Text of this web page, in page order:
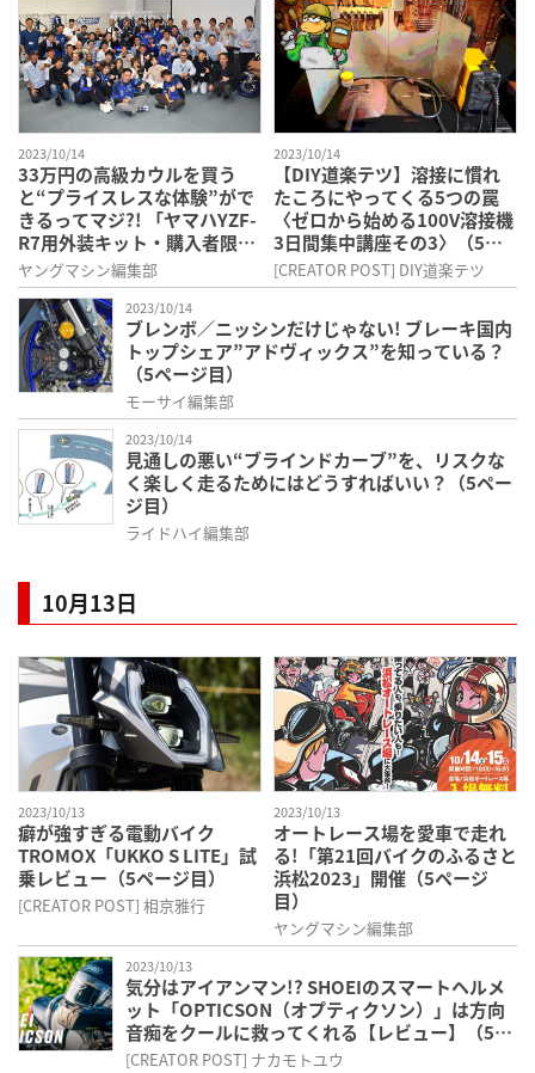
2023/10/14
33万円の高級カウルを買う
と“プライスレスな体験”がで
きるってマジ?! 「ヤマハYZF-
R7用外装キット・購入者限定
イベント」に潜入取材!!（5ペ
ージ目）
ヤングマシン編集部
2023/10/14
【DIY道楽テツ】溶接に慣れ
たころにやってくる5つの罠
〈ゼロから始める100V溶接機
3日間集中講座その3〉（5ペ
ージ目）
[CREATOR POST] DIY道楽テツ
2023/10/14
ブレンボ／ニッシンだけじゃない! ブレーキ国内
トップシェア”アドヴィックス”を知っている？
（5ページ目）
モーサイ編集部
2023/10/14
見通しの悪い“ブラインドカーブ”を、リスクな
く楽しく走るためにはどうすればいい？（5ペー
ジ目）
ライドハイ編集部
10月13日
2023/10/13
癖が強すぎる電動バイク
TROMOX「UKKO S LITE」試
乗レビュー（5ページ目）
[CREATOR POST] 相京雅行
2023/10/13
オートレース場を愛車で走れ
る!「第21回バイクのふるさと
浜松2023」開催（5ページ
目）
ヤングマシン編集部
2023/10/13
気分はアイアンマン!? SHOEIのスマートヘルメ
ット「OPTICSON（オプティクソン）」は方向
音痴をクールに救ってくれる【レビュー】（5ペ
ージ目）
[CREATOR POST] ナカモトユウ